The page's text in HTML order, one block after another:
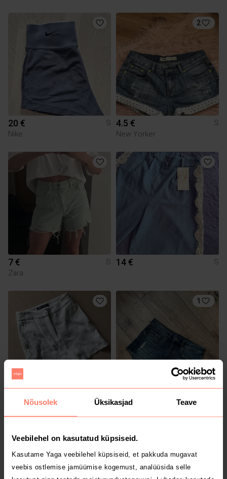
Nõusolek Üksikasjad Teave
Veebilehel on kasutatud küpsiseid.
Kasutame Yaga veebilehel küpsiseid, et pakkuda mugavat
veebis ostlemise jamüümise kogemust, analüüsida selle
20 €
S
Nike
2
4.5 €
S
New Yorker
7 €
S
Zara
14 € S
S
1
2 €